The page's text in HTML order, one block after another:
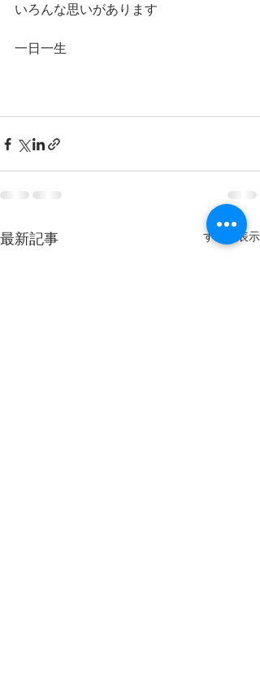
いろんな思いがあります
一日一生
最新記事 すべて表示